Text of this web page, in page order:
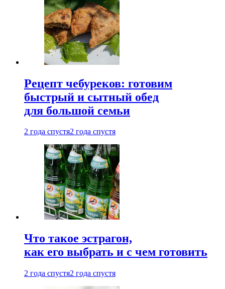
Рецепт чебуреков: готовим
быстрый и сытный обед
для большой семьи
2 года спустя2 года спустя
Что такое эстрагон,
как его выбрать и с чем готовить
2 года спустя2 года спустя